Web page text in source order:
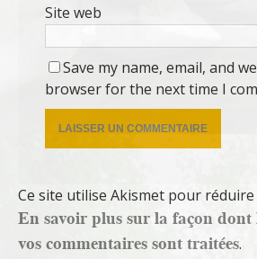
Site web
Save my name, email, and
browser for the next time I
Ce site utilise Akismet pour
En savoir plus sur la façon dont
vos commentaires sont traitées.